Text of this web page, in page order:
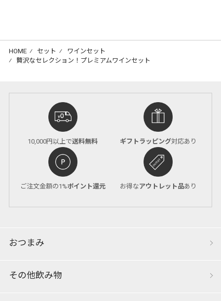
HOME ⁄ セット ⁄ ワインセット
⁄ 贅沢なセレクション！プレミアムワインセット
10,000円以上で送料無料 ギフトラッピング対応あり
ご注文金額の1%ポイント還元 お得なアウトレット品あり
おつまみ
その他飲み物